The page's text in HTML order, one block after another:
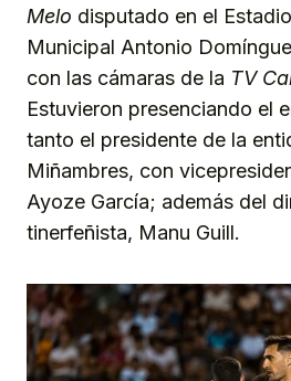
Melo disputado en el
Municipal Antonio
con las cámaras de la TV
Estuvieron presenciando el
tanto el presidente de la
Miñambres, con
Ayoze García; además del
tinerfeñista, Manu Guill.